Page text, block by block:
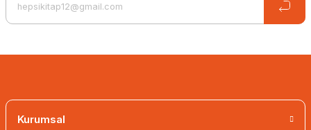
Kurumsal